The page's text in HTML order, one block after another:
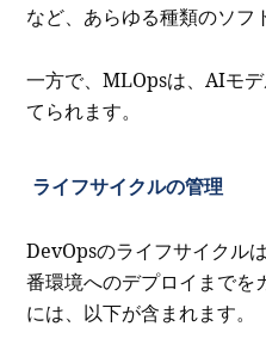
など、あらゆる種類のソフ
一方で、MLOpsは、AIモ
てられます。
ライフサイクルの管理
DevOpsのライフサイクル
番環境へのデプロイまでを
には、以下が含まれます。